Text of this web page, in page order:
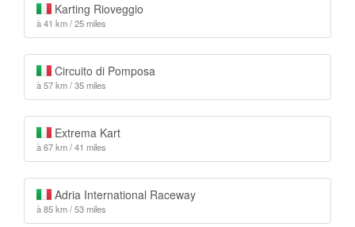
Karting Rioveggio
à 41 km / 25 miles
Circuito di Pomposa
à 57 km / 35 miles
Extrema Kart
à 67 km / 41 miles
Adria International Raceway
à 85 km / 53 miles